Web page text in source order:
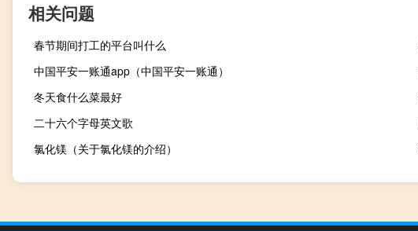
相关问题
春节期间打工的平台叫什么
中国平安一账通app（中国平安一账通）
冬天食什么菜最好
二十六个字母英文歌
氯化镁（关于氯化镁的介绍）